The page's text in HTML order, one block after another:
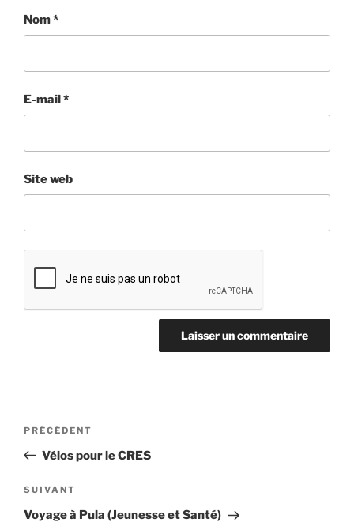
Nom*
E-mail*
Site web
Navigation
l’article
Article
précédent
PRÉCÉDENT
Vélos pour le CRES
Article
suivant
SUIVANT
Voyage à Pula (Jeunesse et Santé)